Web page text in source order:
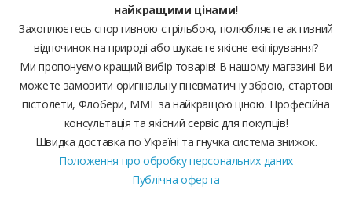
найкращими цінами!
Захоплюєтесь спортивною стрільбою, полюбляєте активний
відпочинок на природі або шукаєте якісне екіпірування?
Ми пропонуємо кращий вибір товарів! В нашому магазині Ви
можете замовити оригінальну пневматичну зброю, стартові
пістолети, Флобери, ММГ за найкращою ціною. Професійна
консультація та якісний сервіс для покупців!
Швидка доставка по Україні та гнучка система знижок.
Положення про обробку персональних даних
Публічна оферта